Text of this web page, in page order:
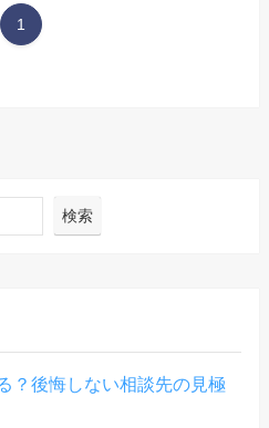
1
検索
？後悔しない相談先の見極